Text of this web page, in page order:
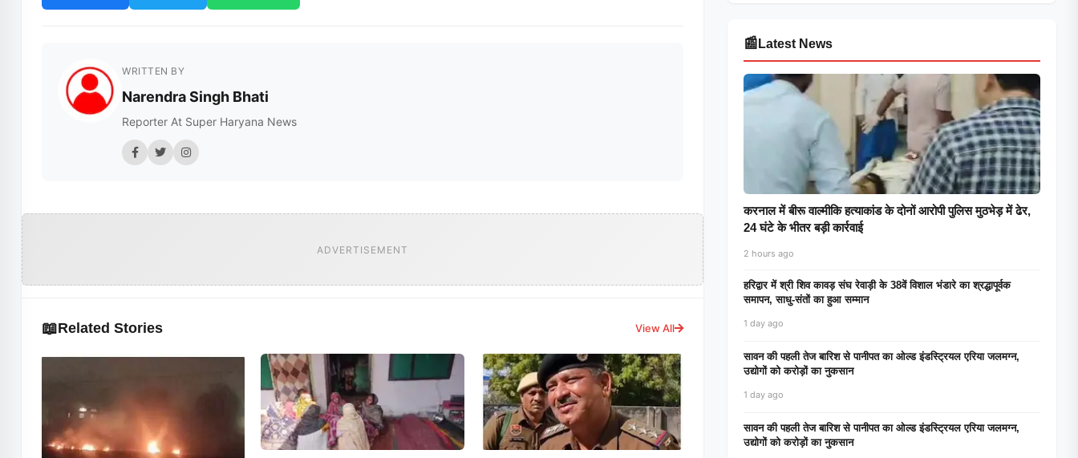
WRITTEN BY
Narendra Singh Bhati
Reporter At Super Haryana News
ADVERTISEMENT
📖Related Stories View All
📰 Latest News
करनाल में बीरू वाल्मीकि हत्याकांड के दोनों आरोपी पुलिस मुठभेड़ में ढेर,
24 घंटे के भीतर बड़ी कार्रवाई
2 hours ago
हरिद्वार में श्री शिव कावड़ संघ रेवाड़ी के 38वें विशाल भंडारे का श्रद्धापूर्वक
समापन, साधु-संतों का हुआ सम्मान
1 day ago
सावन की पहली तेज बारिश से पानीपत का ओल्ड इंडस्ट्रियल एरिया जलमग्न,
उद्योगों को करोड़ों का नुकसान
1 day ago
सावन की पहली तेज बारिश से पानीपत का ओल्ड इंडस्ट्रियल एरिया जलमग्न,
उद्योगों को करोड़ों का नुकसान